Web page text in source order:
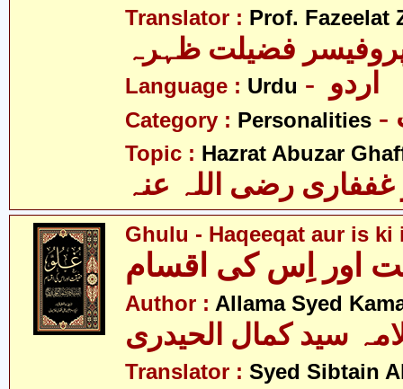
Translator : Prof. Fazeelat
فضیلت ظہرہ
Language : Urdu
Category : Personalities
Topic : Hazrat Abuzar
رضی اللہ عنہ
Ghulu - Haqeeqat aur is ki
اور اِس کی اقسام
Author : Allama Syed
سید کمال الحیدری
Translator : Syed Sibtain